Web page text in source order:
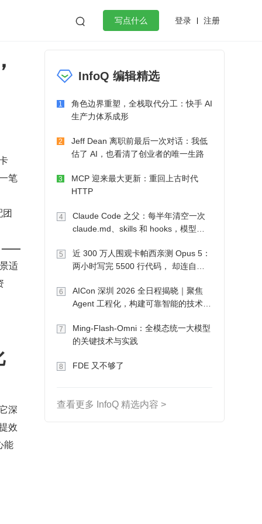
 写点什么 登录 注册
微服务架构 flutter
笔
团
——
适
深
效
能
InfoQ 编辑精选
1
角色边界重塑，全栈取代分工：快手 AI
生产力体系成形
2
Jeff Dean 离职前最后一次对话：我低
估了 AI，也看清了创业者的唯一生路
3
MCP 迎来最大更新：重回上古时代
HTTP
4
Claude Code 之父：每半年清空一次
claude.md、skills 和 hooks，模型自
5
近 300 万人围观卡帕西亲测 Opus 5：
两小时写完 5500 行代码， 却连自己
6
AICon 深圳 2026 全日程揭晓｜聚焦
Agent 工程化，构建可靠智能的技术路
7
Ming-Flash-Omni：全模态统一大模型
的关键技术与实践
8 FDE 又不够了
查看更多 InfoQ 精选内容 >